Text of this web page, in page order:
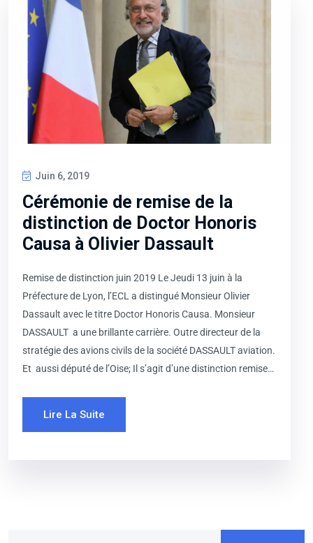
Juin 6, 2019
Cérémonie de remise de la
distinction de Doctor Honoris
Causa à Olivier Dassault
Remise de distinction juin 2019 Le Jeudi 13 juin à la
Préfecture de Lyon, l’ECL a distingué Monsieur Olivier
Dassault avec le titre Doctor Honoris Causa. Monsieur
DASSAULT a une brillante carrière. Outre directeur de la
stratégie des avions civils de la société DASSAULT aviation.
Et aussi député de l’Oise; Il s’agit d’une distinction remise…
Lire La Suite